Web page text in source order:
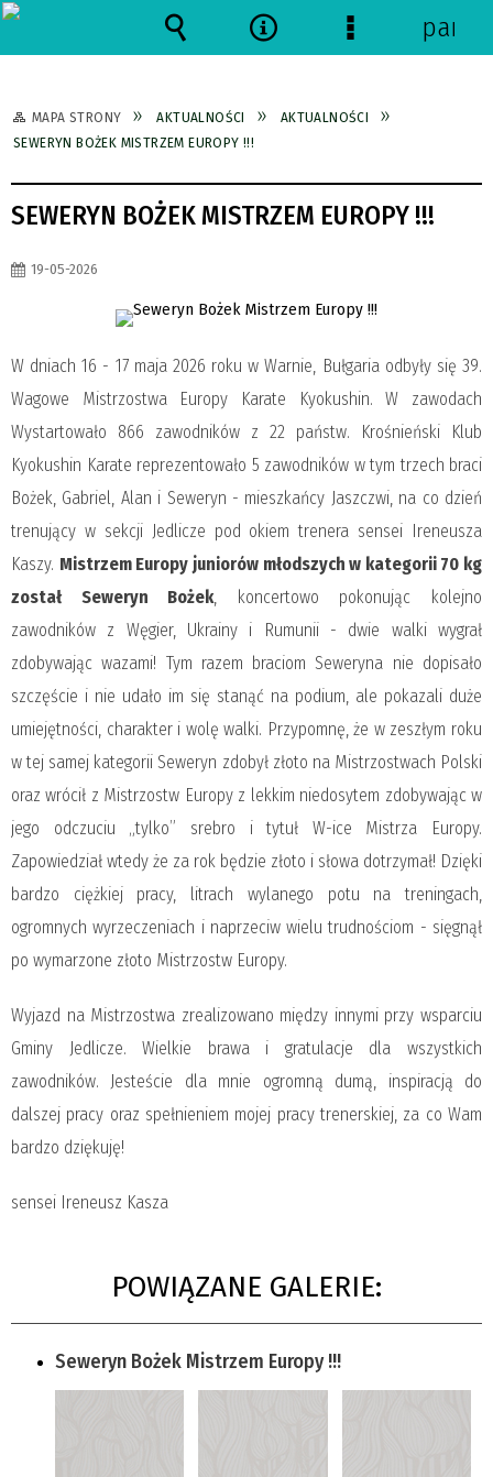
MAPA STRONY AKTUALNOŚCI
AKTUALNOŚCI
SEWERYN BOŻEK MISTRZEM EUROPY !!!
SEWERYN BOŻEK MISTRZEM EUROPY !!!
19-05-2026
W dniach 16 - 17 maja 2026 roku w Warnie, Bułgaria odbyły się 39.
Wagowe Mistrzostwa Europy Karate Kyokushin. W zawodach
Wystartowało 866 zawodników z 22 państw. Krośnieński Klub
Kyokushin Karate reprezentowało 5 zawodników w tym trzech braci
Bożek, Gabriel, Alan i Seweryn - mieszkańcy Jaszczwi, na co dzień
trenujący w sekcji Jedlicze pod okiem trenera sensei Ireneusza
Kaszy. Mistrzem Europy juniorów młodszych w kategorii 70 kg
został Seweryn Bożek , koncertowo pokonując kolejno
zawodników z Węgier, Ukrainy i Rumunii - dwie walki wygrał
zdobywając wazami! Tym razem braciom Seweryna nie dopisało
szczęście i nie udało im się stanąć na podium, ale pokazali duże
umiejętności, charakter i wolę walki. Przypomnę, że w zeszłym roku
w tej samej kategorii Seweryn zdobył złoto na Mistrzostwach Polski
oraz wrócił z Mistrzostw Europy z lekkim niedosytem zdobywając w
jego odczuciu „tylko” srebro i tytuł W-ice Mistrza Europy.
Zapowiedział wtedy że za rok będzie złoto i słowa dotrzymał! Dzięki
bardzo ciężkiej pracy, litrach wylanego potu na treningach,
ogromnych wyrzeczeniach i naprzeciw wielu trudnościom - sięgnął
po wymarzone złoto Mistrzostw Europy.
Wyjazd na Mistrzostwa zrealizowano między innymi przy wsparciu
Gminy Jedlicze. Wielkie brawa i gratulacje dla wszystkich
zawodników. Jesteście dla mnie ogromną dumą, inspiracją do
dalszej pracy oraz spełnieniem mojej pracy trenerskiej, za co Wam
bardzo dziękuję!
sensei Ireneusz Kasza
POWIĄZANE GALERIE:
Seweryn Bożek Mistrzem Europy !!!
Wyszukiwarka
NarzędziaMenu
panel